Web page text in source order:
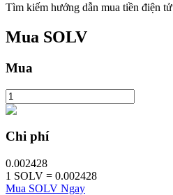
Tìm kiếm hướng dẫn mua tiền điện tử
Mua SOLV
Mua
Chi phí
0.002428
1 SOLV = 0.002428
Mua SOLV Ngay